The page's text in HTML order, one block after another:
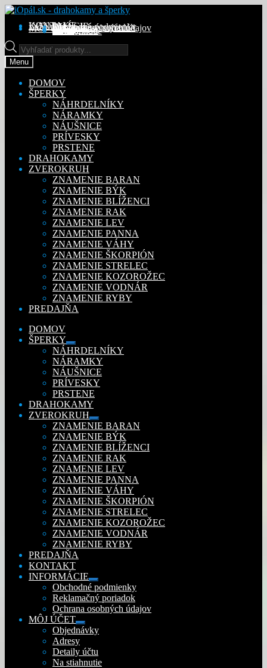
Preskočiť
navigáciu
Preskočiť
obsah
KONTAKT
INFORMÁCIE
Obchodné podmienky
Reklamačný poriadok
Ochrana osobných údajov
MÔJ ÚČETObjednávky
Adresy
Detaily účtu
Na stiahnutie
Products
search
Menu
DOMOV
ŠPERKY
NÁHRDELNÍKY
NÁRAMKY
NÁUŠNICE
PRÍVESKY
PRSTENE
DRAHOKAMY
ZVEROKRUH
ZNAMENIE BARAN
ZNAMENIE BÝK
ZNAMENIE BLÍŽENCI
ZNAMENIE RAK
ZNAMENIE LEV
ZNAMENIE PANNA
ZNAMENIE VÁHY
ZNAMENIE ŠKORPIÓN
ZNAMENIE STRELEC
ZNAMENIE KOZOROŽEC
ZNAMENIE VODNÁR
ZNAMENIE RYBY
PREDAJŇA
DOMOV
ŠPERKY
Rozbaliť
podradené
menu
NÁHRDELNÍKY
NÁRAMKY
NÁUŠNICE
PRÍVESKY
PRSTENE
DRAHOKAMY
ZVEROKRUH
Rozbaliť
podradené
menu
ZNAMENIE BARAN
ZNAMENIE BÝK
ZNAMENIE BLÍŽENCI
ZNAMENIE RAK
ZNAMENIE LEV
ZNAMENIE PANNA
ZNAMENIE VÁHY
ZNAMENIE ŠKORPIÓN
ZNAMENIE STRELEC
ZNAMENIE KOZOROŽEC
ZNAMENIE VODNÁR
ZNAMENIE RYBY
PREDAJŇA
KONTAKT
INFORMÁCIE
Rozbaliť
podradené
menu
Obchodné podmienky
Reklamačný poriadok
Ochrana osobných údajov
MÔJ ÚČET
Rozbaliť
podradené
Objednávky
Adresy
Detaily účtu
Na stiahnutie